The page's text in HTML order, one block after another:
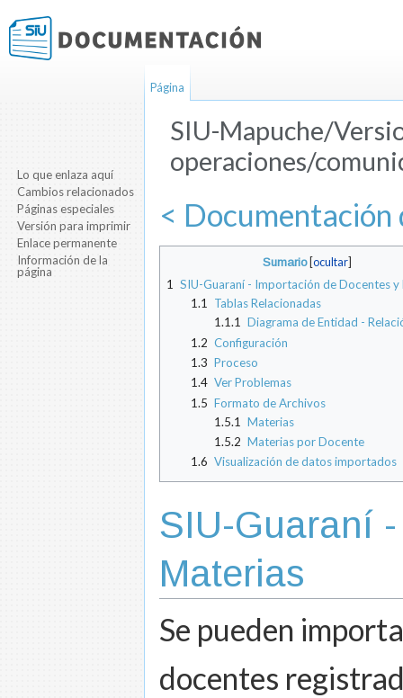
SIU-Mapuche/
operaciones/
< Documentación
Sumario[ ocultar]
1 SIU-Guaraní - Importación de Docentes y
1.1 Tablas Relacionadas
1.1.1 Diagrama de Entidad -
1.2 Configuración
1.3 Proceso
1.4 Ver Problemas
1.5 Formato de Archivos
1.5.1
Materias
1.5.2 Materias por Docente
1.6 Visualización de datos importados
SIU-Guaraní
Materias
Se pueden
docentes
Página
Lo que enlaza aquí
Cambios relacionados
Páginas especiales
Versión para imprimir
Enlace permanente
Información de la
página